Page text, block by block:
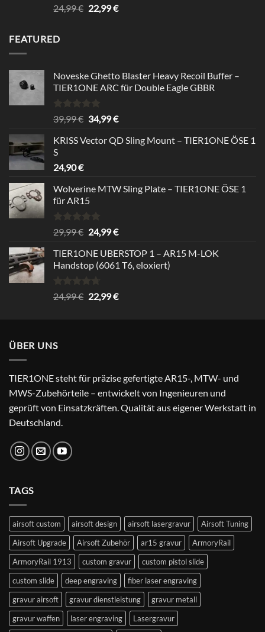
Rated4.67
out of 5
24,99€ Original
22,99€Current
FEATURED
Noveske Ghetto Blaster Heavy Recoil Buffer –
TIER1ONE ARC für Double Eagle GBBR
Rated5.00
out of 5
39,99€ Original
was:
34,99€Current
is:
KRISS Vector QD Sling Mount – TIER1ONE ÖSE 1
S
24,90€
Wolverine MTW Sling Plate – TIER1ONE ÖSE 1
für AR15
Rated5.00
out of 5
29,99€ Original
was:
29,99 €.
24,99€Current
is:
24,99 €.
TIER1ONE UBERSTOP 1 – AR15 M-LOK
Handstop (6061 T6, eloxiert)
Rated4.67
out of 5
24,99€ Original
22,99€Current
ÜBER UNS
TIER1ONE steht für präzise gefertigte AR15-, MTW- und
MWS-Zubehörteile – entwickelt von Ingenieuren und
geprüft von Einsatzkräften. Qualität aus eigener Werkstatt in
Deutschland.
TAGS
airsoft custom airsoft design airsoft lasergravur
Airsoft Tuning
Airsoft Upgrade
Airsoft Zubehör ar15 gravur
ArmoryRail
ArmoryRail 1913
custom gravur
custom pistol slide
custom slide
deep engraving
fiber laser engraving
gravur airsoft
gravur dienstleistung
gravur metall
gravur waffen
laser engraving
Lasergravur